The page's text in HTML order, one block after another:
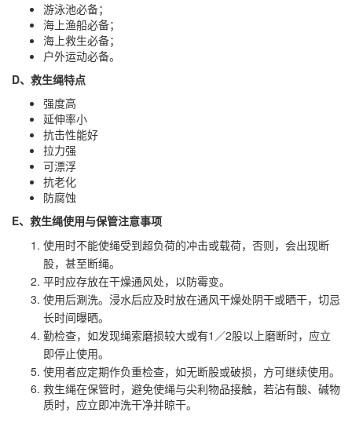
游泳池必备；
海上渔船必备；
海上救生必备；
户外运动必备。
D、救生绳特点
强度高
延伸率小
抗击性能好
拉力强
可漂浮
抗老化
防腐蚀
E、救生绳使用与保管注意事项
使用时不能使绳受到超负荷的冲击或载荷，否则，会出现断
股，甚至断绳。
平时应存放在干燥通风处，以防霉变。
使用后涮洗。浸水后应及时放在通风干燥处阴干或晒干，切忌
长时间曝晒。
勤检查，如发现绳索磨损较大或有1／2股以上磨断时，应立
即停止使用。
使用者应定期作负重检查，如无断股或破损，方可继续使用。
救生绳在保管时，避免使绳与尖利物品接触，若沾有酸、碱物
质时，应立即冲洗干净并晾干。